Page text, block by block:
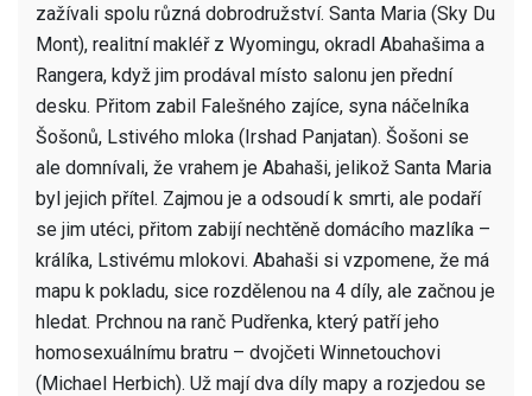
zažívali spolu různá dobrodružství. Santa Maria (Sky Du
Mont), realitní makléř z Wyomingu, okradl Abahašima a
Rangera, když jim prodával místo salonu jen přední
desku. Přitom zabil Falešného zajíce, syna náčelníka
Šošonů, Lstivého mloka (Irshad Panjatan). Šošoni se
ale domnívali, že vrahem je Abahaši, jelikož Santa Maria
byl jejich přítel. Zajmou je a odsoudí k smrti, ale podaří
se jim utéci, přitom zabijí nechtěně domácího mazlíka –
králíka, Lstivému mlokovi. Abahaši si vzpomene, že má
mapu k pokladu, sice rozdělenou na 4 díly, ale začnou je
hledat. Prchnou na ranč Pudřenka, který patří jeho
homosexuálnímu bratru – dvojčeti Winnetouchovi
(Michael Herbich). Už mají dva díly mapy a rozjedou se